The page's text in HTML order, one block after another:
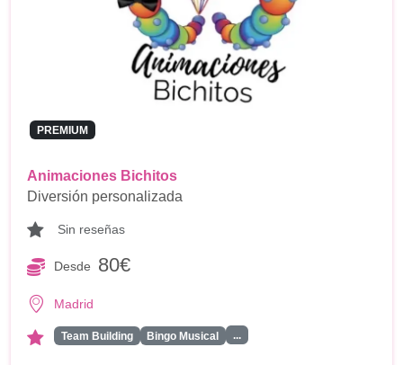
PREMIUM
Animaciones Bichitos
Diversión personalizada
Sin reseñas
Desde 80€
Madrid
Team Building Bingo Musical ...